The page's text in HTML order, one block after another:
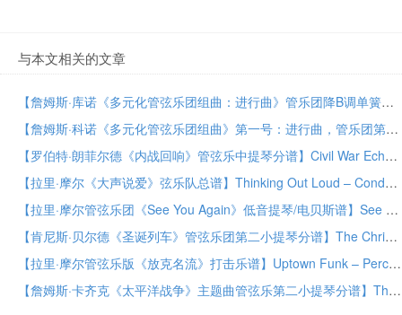
与本文相关的文章
【詹姆斯·库诺《多元化管弦乐团组曲：进行曲》管乐团降B调单簧管2分谱】March from Suite for Variety Orchestra, No. 1 – Bb Clarinet 2 by James Curnow Concert Band PDF乐谱下载
【詹姆斯·科诺《多元化管弦乐团组曲》第一号：进行曲，管乐团第一长号谱】March from Suite for Variety Orchestra, No. 1 – Trombone 1 by James Curnow Concert Band PDF乐谱下载
【罗伯特·朗菲尔德《内战回响》管弦乐中提琴分谱】Civil War Echoes – Viola by Robert Longfield Orchestra PDF乐谱下载
【拉里·摩尔《大声说爱》弦乐队总谱】Thinking Out Loud – Conductor Score (Full Score) by Larry Moore String Orchestra PDF乐谱下载
【拉里·摩尔管弦乐团《See You Again》低音提琴/电贝斯谱】See You Again – String Bass/Electric Bass by Larry Moore Orchestra PDF乐谱下载
【肯尼斯·贝尔德《圣诞列车》管弦乐团第二小提琴分谱】The Christmas Train – Violin 2 by Kenneth Baird Orchestra PDF乐谱下载
【拉里·摩尔管弦乐版《放克名流》打击乐谱】Uptown Funk – Percussion by Larry Moore Orchestra PDF乐谱下载
【詹姆斯·卡齐克《太平洋战争》主题曲管弦乐第二小提琴分谱】The Pacific (Main Title) – Violin 2 by James Kazik Orchestra PDF乐谱下载